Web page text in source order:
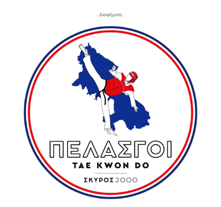
- Διαφήμιση -